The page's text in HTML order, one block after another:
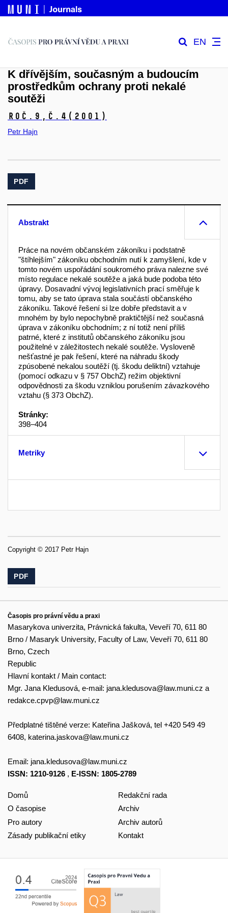
EN
K dřívějším, současným a budoucím
prostředkům ochrany proti nekalé
soutěži
Roč.9, č.4 (2001)
Petr Hajn
PDF
Abstrakt
Práce na novém občanském zákoníku i podstatně
"štíhlejším" zákoníku obchodním nutí k zamyšle­ní, kde v
tomto novém uspořádání soukromého práva nalezne své
místo regulace nekalé soutěže a jaká bu­de podoba této
úpravy. Dosavadní vývoj legislativních prací směřuje k
tomu, aby se tato úprava stala součástí občanského
zákoníku. Takové řešení si lze dobře před­stavit a v
mnohém by bylo nepochybně praktičtější než současná
úprava v zákoníku obchodním; z ní totiž ne­ní příliš
patrné, které z institutů občanského zákoníku jsou
použitelné v záležitostech nekalé soutěže. Vyslo­veně
nešťastné je pak řešení, které na náhradu škody
zpúsobené nekalou soutěží (tj. škodu deliktní) vztahu­je
(pomocí odkazu v § 757 ObchZ) režim objektivní
odpovědnosti za škodu vzniklou porušením závazko­vého
vztahu (§ 373 ObchZ).
Stránky:
398–404
Metriky
Copyright © 2017 Petr Hajn
PDF
Časopis pro právní vědu a praxi
Masarykova univerzita, Právnická fakulta, Veveří 70, 611 80
Brno / Masaryk University, Faculty of Law, Veveří 70, 611 80
Brno, Czech
Republic
Hlavní kontakt / Main contact:
Mgr. Jana Kledusová, e-mail: jana.kledusova@law.muni.cz a
redakce.cpvp@law.muni.cz
Předplatné tištěné verze: Kateřina Jašková, tel +420 549 49
6408, katerina.jaskova@law.muni.cz
Email: jana.kledusova@law.muni.cz
ISSN: 1210-9126 , E-ISSN: 1805-2789
Domů
O časopise
Pro autory
Zásady publikační etiky
Redakční rada
Archiv
Archiv autorů
Kontakt